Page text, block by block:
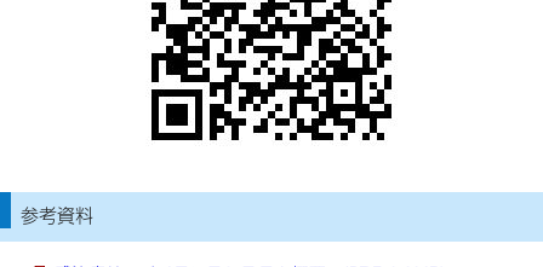
参考資料